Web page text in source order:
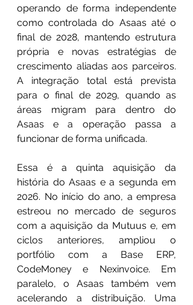
operando de forma independente
como controlada do Asaas até o
final de 2028, mantendo estrutura
própria e novas estratégias de
crescimento aliadas aos parceiros.
A integração total está prevista
para o final de 2029, quando as
áreas migram para dentro do
Asaas e a operação passa a
funcionar de forma unificada.
Essa é a quinta aquisição da
história do Asaas e a segunda em
2026. No início do ano, a empresa
estreou no mercado de seguros
com a aquisição da Mutuus e, em
ciclos anteriores, ampliou o
portfólio com a Base ERP,
CodeMoney e Nexinvoice. Em
paralelo, o Asaas também vem
acelerando a distribuição. Uma